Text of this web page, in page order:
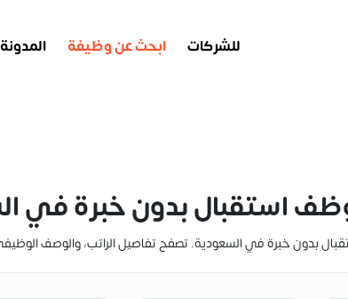
للشركات ابحث عن وظيفة المدونة
استقبال بدون خبرة في